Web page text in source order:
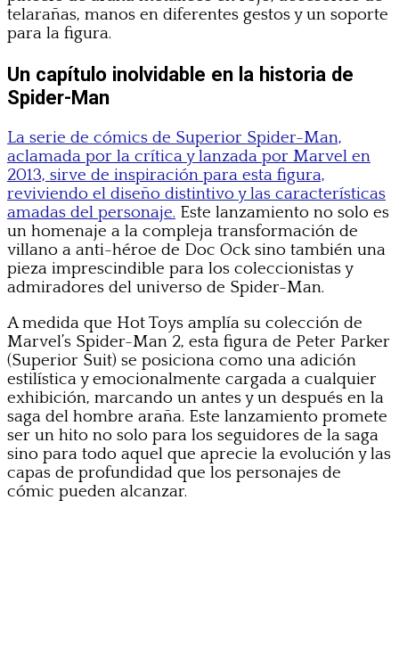
telarañas, manos en diferentes gestos y un soporte
para la figura.
Un capítulo inolvidable en la historia de
Spider-Man
La serie de cómics de Superior Spider-Man,
aclamada por la crítica y lanzada por Marvel en
2013, sirve de inspiración para esta figura,
reviviendo el diseño distintivo y las características
amadas del personaje. Este lanzamiento no solo es
un homenaje a la compleja transformación de
villano a anti-héroe de Doc Ock sino también una
pieza imprescindible para los coleccionistas y
admiradores del universo de Spider-Man.
A medida que Hot Toys amplía su colección de
Marvel’s Spider-Man 2, esta figura de Peter Parker
(Superior Suit) se posiciona como una adición
estilística y emocionalmente cargada a cualquier
exhibición, marcando un antes y un después en la
saga del hombre araña. Este lanzamiento promete
ser un hito no solo para los seguidores de la saga
sino para todo aquel que aprecie la evolución y las
capas de profundidad que los personajes de
cómic pueden alcanzar.